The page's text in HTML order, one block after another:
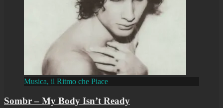
Musica, il Ritmo che Piace
Sombr – My Body Isn’t Ready